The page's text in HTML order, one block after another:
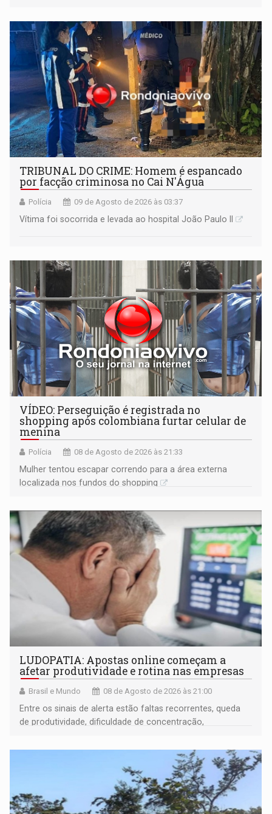
TRIBUNAL DO CRIME: Homem é espancado
por facção criminosa no Cai N'Água
Polícia 09 de Agosto de 2026 às 03:37
Vítima foi socorrida e levada ao hospital João Paulo II
VÍDEO: Perseguição é registrada no
shopping após colombiana furtar celular de
menina
Polícia 08 de Agosto de 2026 às 21:33
Mulher tentou escapar correndo para a área externa
localizada nos fundos do shopping
LUDOPATIA: Apostas online começam a
afetar produtividade e rotina nas empresas
Brasil e Mundo 08 de Agosto de 2026 às 21:00
Entre os sinais de alerta estão faltas recorrentes, queda
de produtividade, dificuldade de concentração,